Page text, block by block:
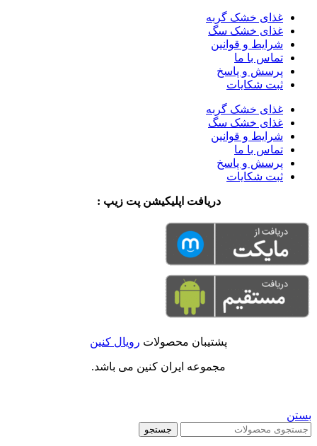
غذای خشک گربه
غذای خشک سگ
شرایط و قوانین
تماس با ما
پرسش و پاسخ
ثبت شکایات
غذای خشک گربه
غذای خشک سگ
شرایط و قوانین
تماس با ما
پرسش و پاسخ
ثبت شکایات
دریافت اپلیکیشن پت زیپ :
پشتیبان محصولات رویال کنین
مجموعه ایران کنین می باشد.
بستن
جستجو